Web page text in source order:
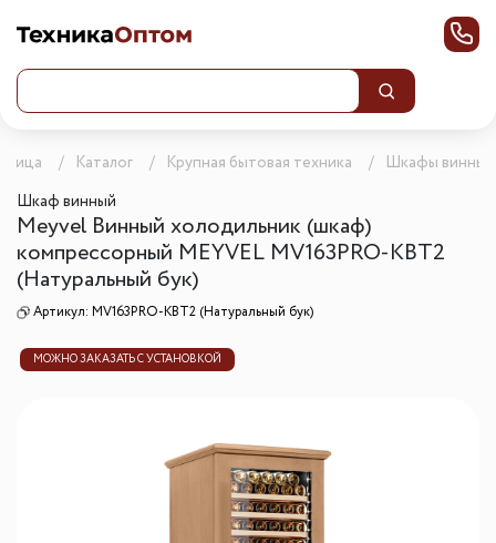
Каталог Крупная бытовая техника
Шкафы винные
Шкаф винный
Meyvel Винный холодильник (шкаф)
компрессорный MEYVEL MV163PRO-KBT2
(Натуральный бук)
Артикул: MV163PRO-KBT2 (Натуральный бук)
МОЖНО ЗАКАЗАТЬ С УСТАНОВКОЙ